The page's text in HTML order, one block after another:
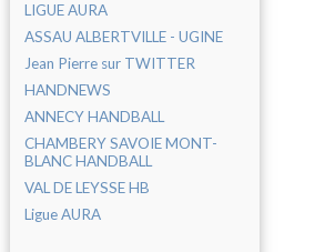
LIGUE AURA
ASSAU ALBERTVILLE - UGINE
Jean Pierre sur TWITTER
HANDNEWS
ANNECY HANDBALL
CHAMBERY SAVOIE MONT-
BLANC HANDBALL
VAL DE LEYSSE HB
Ligue AURA